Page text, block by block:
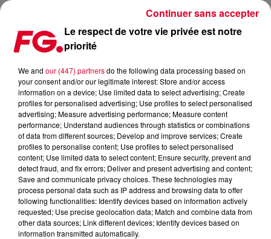
PHILIPPE KATERINE INVITÉ CE SOIR !
Publié : 12 novembre 2019 à 10h16 par Christophe
HUBERT
Le respect de votre vie privée est notre
priorité
We and our (447) partnersdo the following data processing based on
your consent and/or our legitimate interest: Store and/or access
information on a device; Use limited data to select advertising; Create
profiles for personalised advertising; Use profiles to select personalised
advertising; Measure advertising performance; Measure content
performance; Understand audiences through statistics or combinations
of data from different sources; Develop and improve services; Create
profiles to personalise content; Use profiles to select personalised
content; Use limited data to select content; Ensure security, prevent and
detect fraud, and fix errors; Deliver and present advertising and content;
Save and communicate privacy choices. These technologies may
process personal data such as IP address and browsing data to offer
following functionalities: Identify devices based on information actively
requested; Use precise geolocation data; Match and combine data from
other data sources; Link different devices; Identify devices based on
information transmitted automatically.
Continuer sans accepter